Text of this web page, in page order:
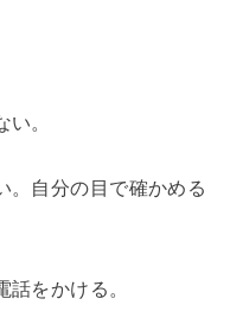
。
。自分の目で確かめる
をかける。